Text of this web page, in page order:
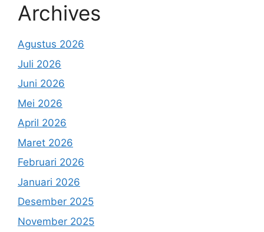
Archives
Agustus 2026
Juli 2026
Juni 2026
Mei 2026
April 2026
Maret 2026
Februari 2026
Januari 2026
Desember 2025
November 2025